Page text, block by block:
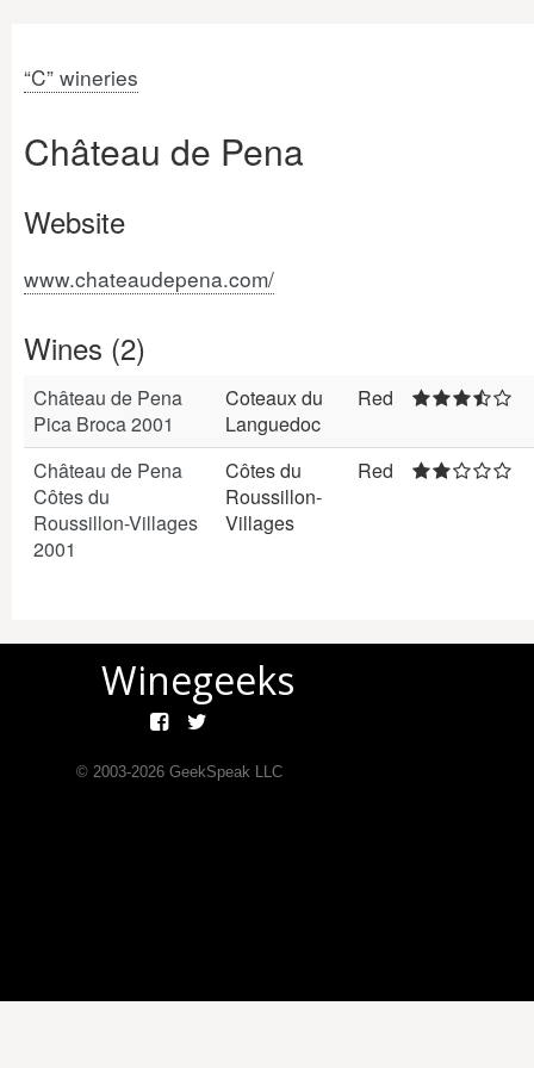
“C” wineries
Château de Pena
Website
www.chateaudepena.com/
Wines (2)
Château de Pena
Pica Broca 2001
Coteaux du
Languedoc
Red
Château de Pena
Côtes du
Roussillon-Villages
2001
Côtes du
Roussillon-
Villages
Red
Winegeeks
© 2003-2026GeekSpeak LLC